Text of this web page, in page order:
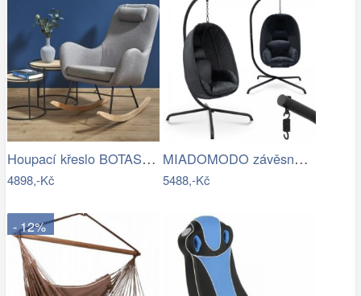
Houpací křeslo BOTAS Halmar
4898,-Kč
MIADOMODO závěsné houpací křeslo…
5488,-Kč
- 12%